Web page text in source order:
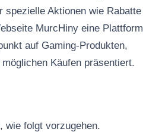
spezielle Aktionen wie Rabatte
MurcHiny eine Plattform
auf Gaming-Produkten,
Käufen präsentiert.
wie folgt vorzugehen.